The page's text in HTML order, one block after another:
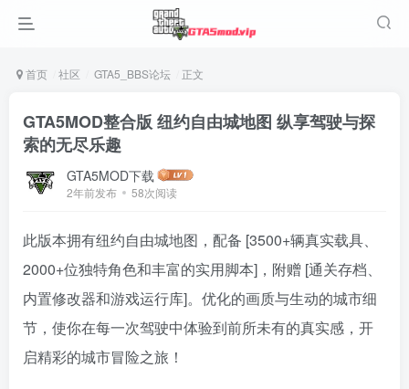
首页 社区 GTA5_BBS论坛 正文
GTA5MOD整合版 纽约自由城地图 纵享驾驶与探
索的无尽乐趣
GTA5MOD下载
2年前发布 58次阅读
此版本拥有纽约自由城地图，配备 [3500+辆真实载具、
2000+位独特角色和丰富的实用脚本]，附赠 [通关存档、
内置修改器和游戏运行库]。优化的画质与生动的城市细
节，使你在每一次驾驶中体验到前所未有的真实感，开
启精彩的城市冒险之旅！